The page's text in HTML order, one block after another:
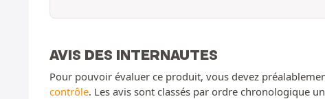
AVIS DES INTERNAUTES
Pour pouvoir évaluer ce produit, vous devez
contrôle. Les avis sont classés par ordre chronologique